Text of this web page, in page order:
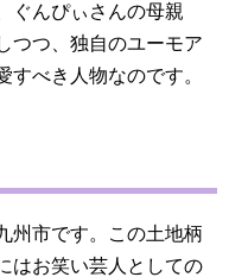
ぐんぴぃさんの母親
つつ、独自のユーモア
べき人物なのです。
州市です。この土地柄
はお笑い芸人としての